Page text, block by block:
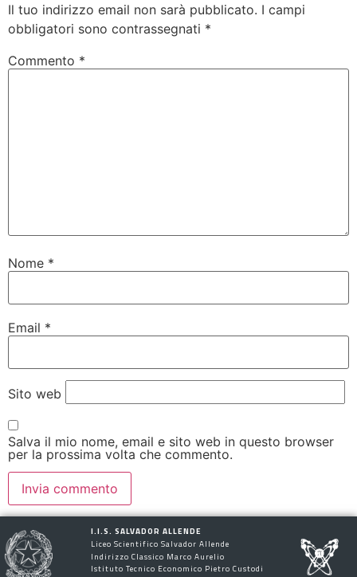
Il tuo indirizzo email non sarà pubblicato. I campi
obbligatori sono contrassegnati *
Commento *
Nome *
Email *
Sito web
Salva il mio nome, email e sito web in questo browser
per la prossima volta che commento.
I.I.S. SALVADOR ALLENDE
Liceo Scientifico Salvador Allende
Indirizzo Classico Marco Aurelio
Istituto Tecnico Economico Pietro Custodi